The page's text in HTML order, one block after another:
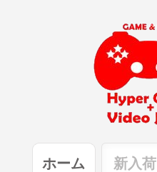
ホーム 新入荷